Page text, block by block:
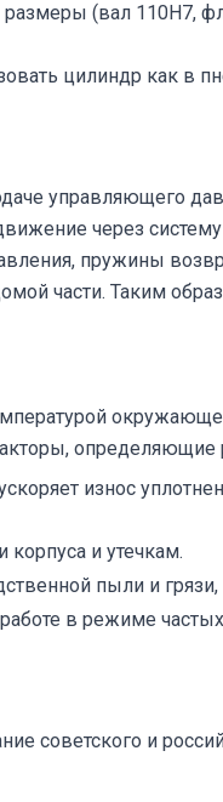
(вал 110H7,
цилиндр как в
управляющего
через
пружины
части. Таким
определяющие
износ
и утечкам.
пыли и
в режиме
советского и